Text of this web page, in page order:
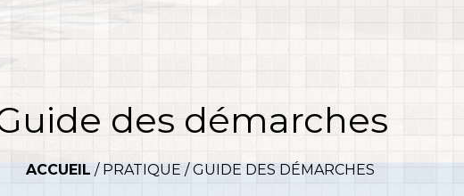
des démarches
ACCUEIL / PRATIQUE /GUIDE DES DÉMARCHES